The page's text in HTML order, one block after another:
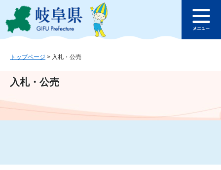
ジ
ュ
文
このページの本文へ
ュ
トップページ > 入札・公売
入札・公売